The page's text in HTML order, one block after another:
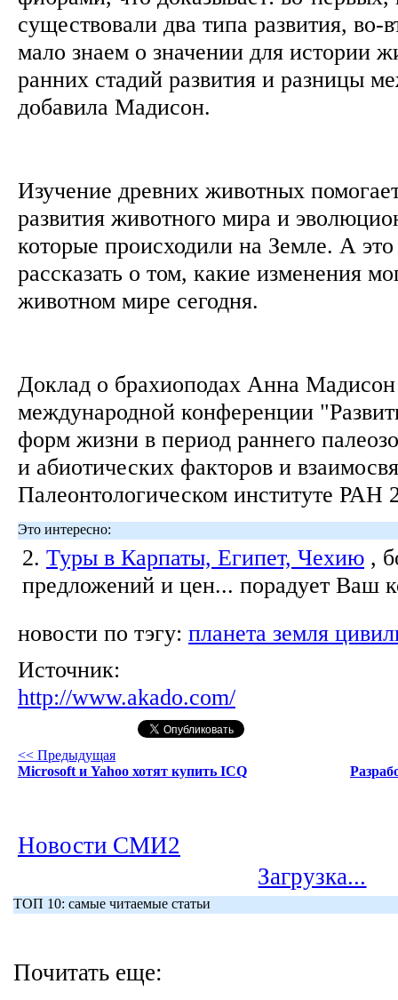
существовали два типа развития,
мало знаем о значении для истории
ранних стадий развития и разницы
добавила Мадисон.
Изучение древних животных
развития животного мира и
которые происходили на Земле. А
рассказать о том, какие изменения
животном мире сегодня.
Доклад о брахиоподах Анна Мадисон
международной конференции
форм жизни в период раннего
и абиотических факторов и
Палеонтологическом институте РАН
Это интересно:
2. Туры в Карпаты, Египет, Чехию ,
предложений и цен... порадует Ваш
новости по тэгу: планета земля
Источник:
http://www.akado.com/
<< Предыдущая
Microsoft и Yahoo хотят купить ICQ
Новости СМИ2
Загрузка...
ТОП 10: самые читаемые статьи
Почитать еще: